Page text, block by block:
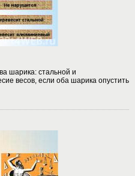
шарика: стальной и
весов, если оба шарика опустить